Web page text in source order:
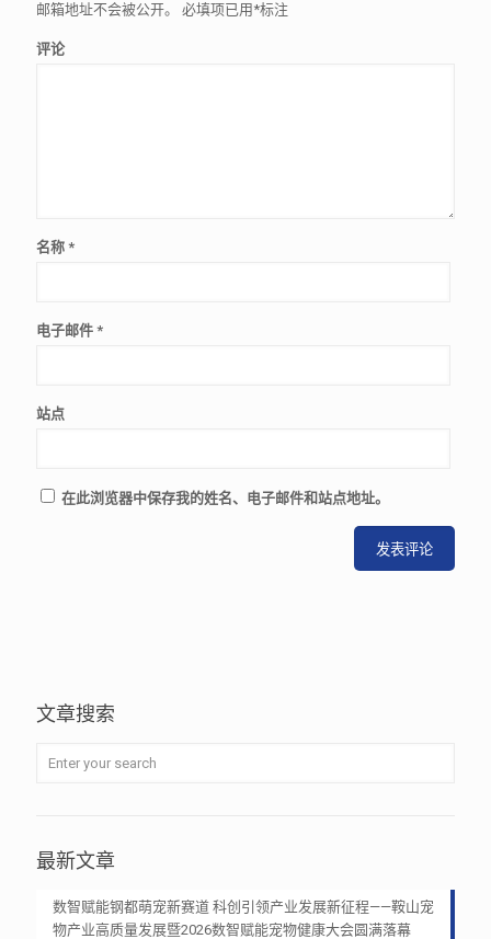
邮箱地址不会被公开。 必填项已用 *标注
评论
名称 *
电子邮件 *
站点
在此浏览器中保存我的姓名、电子邮件和站点地址。
文章搜索
最新文章
数智赋能钢都萌宠新赛道 科创引领产业发展新征程——鞍山宠
物产业高质量发展暨2026数智赋能宠物健康大会圆满落幕